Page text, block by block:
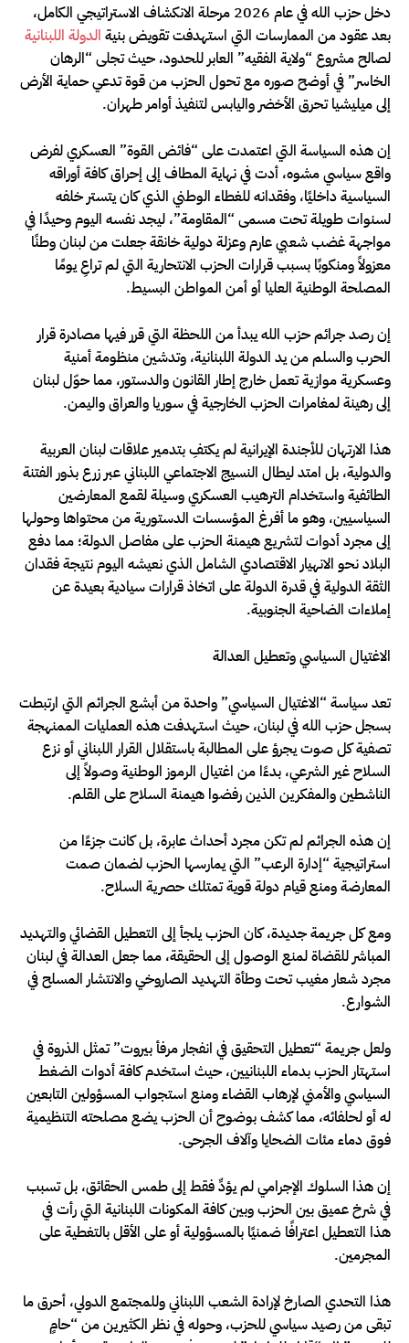
دخل حزب الله في عام 2026 مرحلة الانكشاف الاستراتيجي الكامل،
بعد عقود من الممارسات التي استهدفت تقويض بنية الدولة اللبنانية
لصالح مشروع “ولاية الفقيه” العابر للحدود، حيث تجلى “الرهان
الخاسر” في أوضح صوره مع تحول الحزب من قوة تدعي حماية الأرض
إلى ميليشيا تحرق الأخضر واليابس لتنفيذ أوامر طهران.
إن هذه السياسة التي اعتمدت على “فائض القوة” العسكري لفرض
واقع سياسي مشوه، أدت في نهاية المطاف إلى إحراق كافة أوراقه
السياسية داخليًا، وفقدانه للغطاء الوطني الذي كان يتستر خلفه
لسنوات طويلة تحت مسمى “المقاومة”، ليجد نفسه اليوم وحيدًا في
مواجهة غضب شعبي عارم وعزلة دولية خانقة جعلت من لبنان وطنًا
معزولاً ومنكوبًا بسبب قرارات الحزب الانتحارية التي لم تراعِ يومًا
المصلحة الوطنية العليا أو أمن المواطن البسيط.
إن رصد جرائم حزب الله يبدأ من اللحظة التي قرر فيها مصادرة قرار
الحرب والسلم من يد الدولة اللبنانية، وتدشين منظومة أمنية
وعسكرية موازية تعمل خارج إطار القانون والدستور، مما حوّل لبنان
إلى رهينة لمغامرات الحزب الخارجية في سوريا والعراق واليمن.
هذا الارتهان للأجندة الإيرانية لم يكتفِ بتدمير علاقات لبنان العربية
والدولية، بل امتد ليطال النسيج الاجتماعي اللبناني عبر زرع بذور الفتنة
الطائفية واستخدام الترهيب العسكري وسيلة لقمع المعارضين
السياسيين، وهو ما أفرغ المؤسسات الدستورية من محتواها وحولها
إلى مجرد أدوات لتشريع هيمنة الحزب على مفاصل الدولة؛ مما دفع
البلاد نحو الانهيار الاقتصادي الشامل الذي نعيشه اليوم نتيجة فقدان
الثقة الدولية في قدرة الدولة على اتخاذ قرارات سيادية بعيدة عن
إملاءات الضاحية الجنوبية.
الاغتيال السياسي وتعطيل العدالة
تعد سياسة “الاغتيال السياسي” واحدة من أبشع الجرائم التي ارتبطت
بسجل حزب الله في لبنان، حيث استهدفت هذه العمليات الممنهجة
تصفية كل صوت يجرؤ على المطالبة باستقلال القرار اللبناني أو نزع
السلاح غير الشرعي، بدءًا من اغتيال الرموز الوطنية وصولاً إلى
الناشطين والمفكرين الذين رفضوا هيمنة السلاح على القلم.
إن هذه الجرائم لم تكن مجرد أحداث عابرة، بل كانت جزءًا من
استراتيجية “إدارة الرعب” التي يمارسها الحزب لضمان صمت
المعارضة ومنع قيام دولة قوية تمتلك حصرية السلاح.
ومع كل جريمة جديدة، كان الحزب يلجأ إلى التعطيل القضائي والتهديد
المباشر للقضاة لمنع الوصول إلى الحقيقة، مما جعل العدالة في لبنان
مجرد شعار مغيب تحت وطأة التهديد الصاروخي والانتشار المسلح في
الشوارع.
ولعل جريمة “تعطيل التحقيق في انفجار مرفأ بيروت” تمثل الذروة في
استهتار الحزب بدماء اللبنانيين، حيث استخدم كافة أدوات الضغط
السياسي والأمني لإرهاب القضاء ومنع استجواب المسؤولين التابعين
له أو لحلفائه، مما كشف بوضوح أن الحزب يضع مصلحته التنظيمية
فوق دماء مئات الضحايا وآلاف الجرحى.
إن هذا السلوك الإجرامي لم يؤدِّ فقط إلى طمس الحقائق، بل تسبب
في شرخ عميق بين الحزب وبين كافة المكونات اللبنانية التي رأت في
هذا التعطيل اعترافًا ضمنيًا بالمسؤولية أو على الأقل بالتغطية على
المجرمين.
هذا التحدي الصارخ لإرادة الشعب اللبناني وللمجتمع الدولي، أحرق ما
تبقى من رصيد سياسي للحزب، وحوله في نظر الكثيرين من “حامٍ